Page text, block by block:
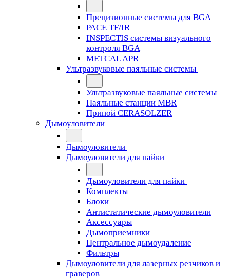
Прецизионные системы для BGA
PACE TF/IR
INSPECTIS системы визуального
контроля BGA
METCAL APR
Ультразвуковые паяльные системы
Ультразвуковые паяльные системы
Паяльные станции MBR
Припой CERASOLZER
Дымоуловители
Дымоуловители
Дымоуловители для пайки
Дымоуловители для пайки
Комплекты
Блоки
Антистатические дымоуловители
Аксессуары
Дымоприемники
Центральное дымоудаление
Фильтры
Дымоуловители для лазерных резчиков и
граверов